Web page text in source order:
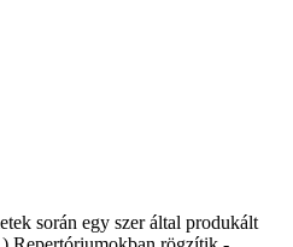
során egy szer által produkált